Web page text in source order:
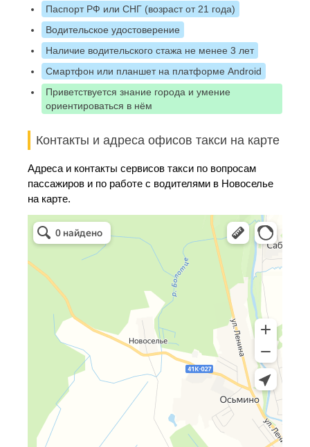
Паспорт РФ или СНГ (возраст от 21 года)
Водительское удостоверение
Наличие водительского стажа не менее 3 лет
Смартфон или планшет на платформе Android
Приветствуется знание города и умение
ориентироваться в нём
Контакты и адреса офисов такси на карте
Адреса и контакты сервисов такси по вопросам
пассажиров и по работе с водителями в Новоселье
на карте.